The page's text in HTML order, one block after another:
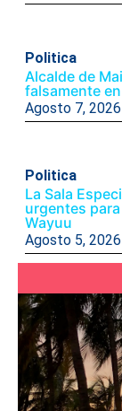
Politica
Alcalde de
falsamente
Agosto 7, 2026
Politica
La Sala
urgentes
Wayuu
Agosto 5, 2026